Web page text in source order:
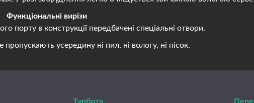
Функціональні вирізи
в конструкції передбачені спеціальні отвори.
усередину ні пил, ні вологу, ні пісок.